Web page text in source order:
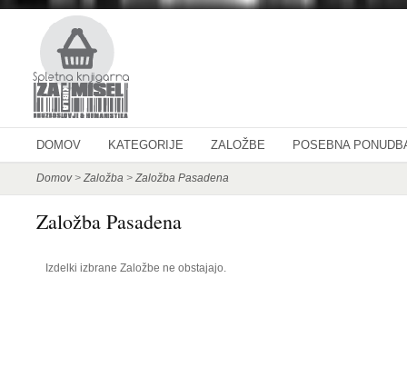
DOMOV KATEGORIJE ZALOŽBE POSEBNA
Domov> Založba > Založba Pasadena
Založba Pasadena
Izdelki izbrane Založbe ne obstajajo.